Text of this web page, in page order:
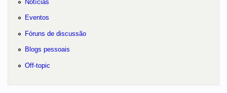
Notícias
Eventos
Fóruns de discussão
Blogs pessoais
Off-topic